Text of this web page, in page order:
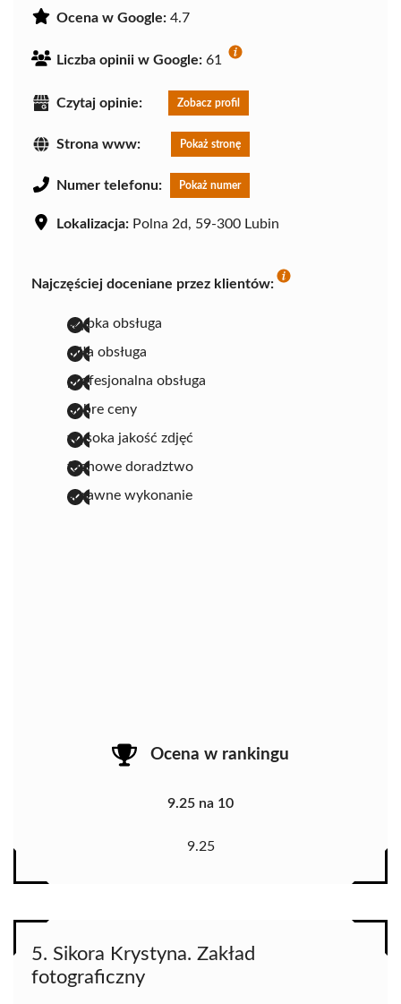
Ocena w Google: 4.7
Liczba opinii w Google: 61
Czytaj opinie: Zobacz profil
Strona www: Pokaż stronę
Numer telefonu: Pokaż numer
Lokalizacja: Polna 2d, 59-300 Lubin
Najczęściej doceniane przez klientów:
szybka obsługa
miła obsługa
profesjonalna obsługa
dobre ceny
wysoka jakość zdjęć
fachowe doradztwo
sprawne wykonanie
Ocena w rankingu
9.25 na 10
9.25
5. Sikora Krystyna. Zakład
fotograficzny